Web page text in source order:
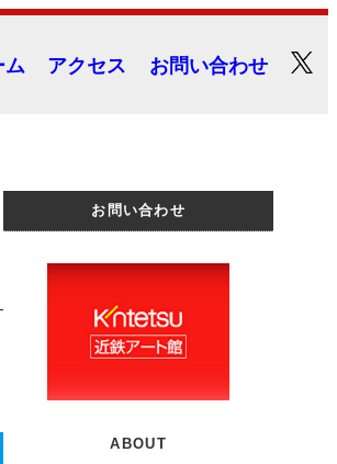
ム アクセス お問い合わせ
お問い合わせ
ABOUT